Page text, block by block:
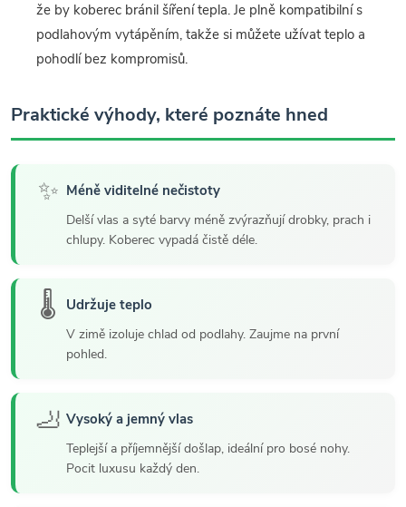
že by koberec bránil šíření tepla. Je plně kompatibilní s
podlahovým vytápěním, takže si můžete užívat teplo a
pohodlí bez kompromisů.
Praktické výhody, které poznáte hned
✨ Méně viditelné nečistoty
Delší vlas a syté barvy méně zvýrazňují drobky, prach i
chlupy. Koberec vypadá čistě déle.
🌡️ Udržuje teplo
V zimě izoluje chlad od podlahy. Zaujme na první
pohled.
🦶 Vysoký a jemný vlas
Teplejší a příjemnější došlap, ideální pro bosé nohy.
Pocit luxusu každý den.